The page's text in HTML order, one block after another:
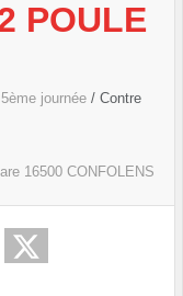
POULE
journée / Contre
16500 CONFOLENS